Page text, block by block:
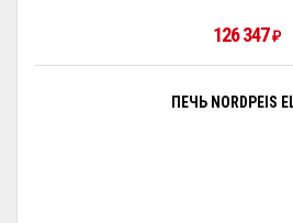
126 347₽
ПЕЧЬ NORDPEIS